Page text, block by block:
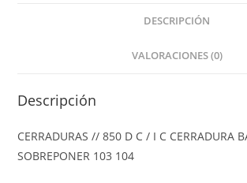
DESCRIPCIÓN
VALORACIONES (0)
Descripción
CERRADURAS // 850 D C / I C CERRADURA
SOBREPONER 103 104